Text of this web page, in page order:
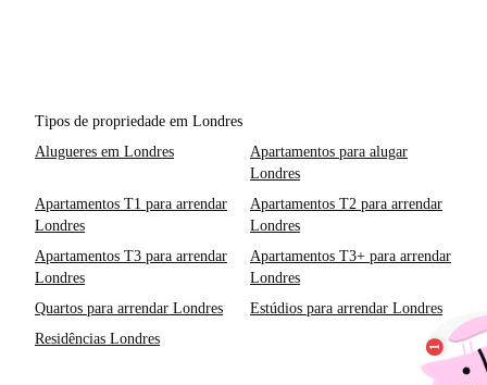
Tipos de propriedade em Londres
Alugueres em Londres
Apartamentos para alugar
Londres
Apartamentos T1 para arrendar
Londres
Apartamentos T2 para arrendar
Londres
Apartamentos T3 para arrendar
Londres
Apartamentos T3+ para arrendar
Londres
Quartos para arrendar Londres
Estúdios para arrendar Londres
Residências Londres